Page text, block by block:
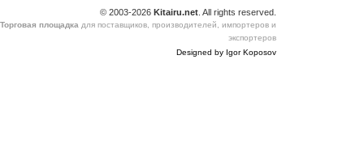
© 2003-2026 Kitairu.net. All rights reserved.
Торговая площадка для поставщиков, производителей, импортеров и
экспортеров
Designed by Igor Koposov